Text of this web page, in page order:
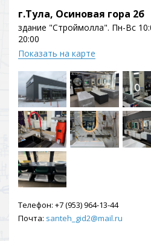
г.Тула, Осиновая гора 2б
здание "Строймолла". Пн-Вс
20:00
Показать на карте
Телефон: +7 (953) 964-13-44
Почта: santeh_gid2@mail.ru